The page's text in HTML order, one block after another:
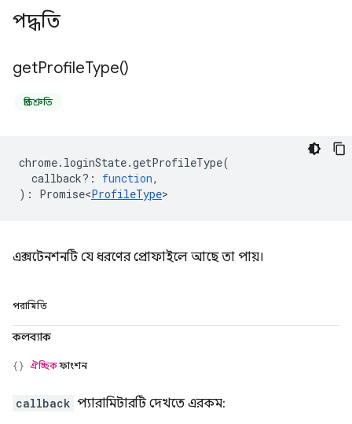
পদ্ধতি
getProfileType()
প্রতিশ্রুতি
chrome. loginState.getProfileType(
callback? : function,
) : Promise<ProfileType>
এক্সটেনশনটি যে ধরণের প্রোফাইলে আছে তা পায়।
পরামিতি
কলব্যাক
ঐচ্ছিকফাংশন
callback প্যারামিটারটি দেখতে এরকম: